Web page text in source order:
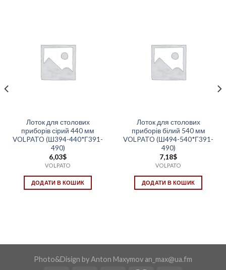
Лоток для столових
приборів сірий 440 мм
VOLPATO (Ш394-440*Г391-
490)
6,03$
VOLPATO
ДОДАТИ В КОШИК
Лоток для столових
приборів білий 540 мм
VOLPATO (Ш494-540*Г391-
490)
7,18$
VOLPATO
ДОДАТИ В КОШИК
Photo&Disign by Anton Maxymov an_max@ua.fm